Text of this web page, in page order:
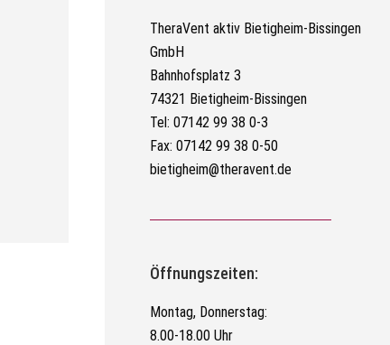
TheraVent aktiv Bietigheim-Bissingen
GmbH
Bahnhofsplatz 3
74321 Bietigheim-Bissingen
Tel: 07142 99 38 0-3
Fax: 07142 99 38 0-50
bietigheim@theravent.de
Öffnungszeiten:
Montag, Donnerstag:
8.00-18.00 Uhr